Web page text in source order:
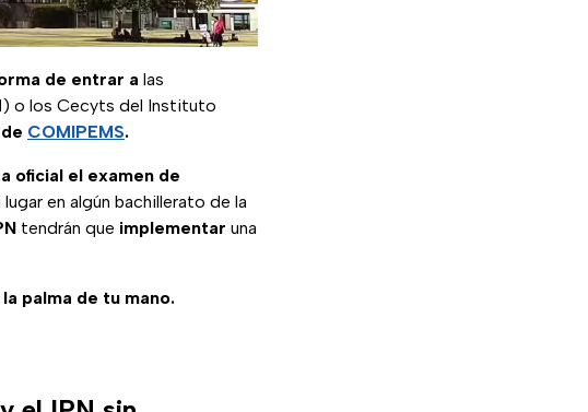
de entrar a las
) o los Cecyts del Instituto
COMIPEMS.
oficial el examen de
en algún bachillerato de la
tendrán que implementar una
palma de tu mano.